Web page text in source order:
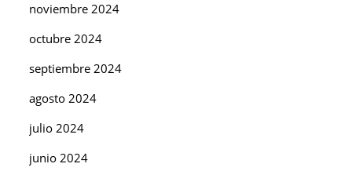
noviembre 2024
octubre 2024
septiembre 2024
agosto 2024
julio 2024
junio 2024